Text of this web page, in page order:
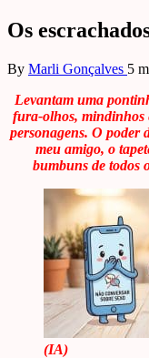
Os
By Marli Gonçalves 5
Levantam uma
fura-olhos, mindinhos
personagens. O poder
meu amigo, o
bumbuns de todos
(IA)